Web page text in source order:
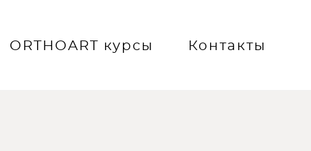
ORTHOART курсы Контакты
ORTHOART курсы Контакты